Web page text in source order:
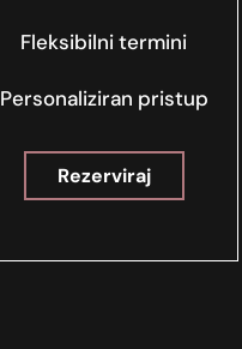
Fleksibilni termini
Personaliziran pristup
Rezerviraj